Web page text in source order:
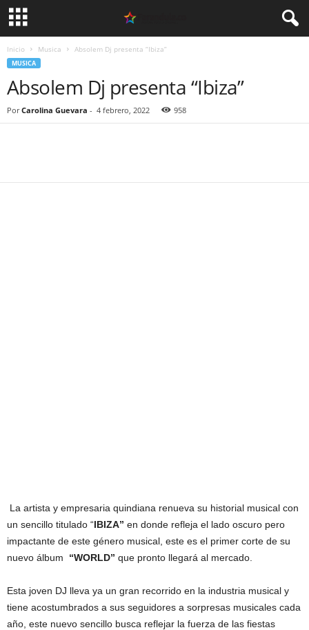
Inicio Musica Absolem Dj presenta “Ibiza”
MUSICA
Absolem Dj presenta “Ibiza”
Por Carolina Guevara - 4 febrero, 2022 958
La artista y empresaria quindiana renueva su historial musical con
un sencillo titulado “IBIZA” en donde refleja el lado oscuro pero
impactante de este género musical, este es el primer corte de su
nuevo álbum
“WORLD” que pronto llegará al mercado.
Esta joven DJ lleva ya un gran recorrido en la industria musical y
tiene acostumbrados a sus seguidores a sorpresas musicales cada
año, este nuevo sencillo busca reflejar la fuerza de las fiestas